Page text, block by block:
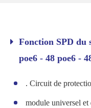
Fonction SPD du
poe6 - 48 poe6 -
. Circuit de
module universel